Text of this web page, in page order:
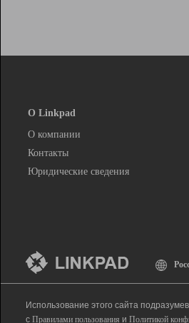
О Linkpad
О компании
Контакты
Юридические сведения
Использование этого сайта
с Правилами пользования и Политикой